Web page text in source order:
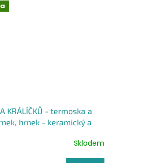
KRÁLÍČKŮ - termoska a
hrnek - keramický a
Skladem